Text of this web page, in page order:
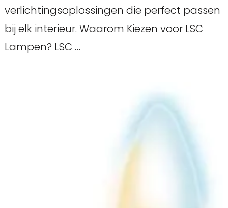
verlichtingsoplossingen die perfect passen
bij elk interieur. Waarom Kiezen voor LSC
Lampen? LSC …